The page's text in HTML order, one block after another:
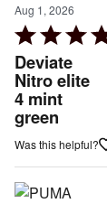
Aug 1, 2026
Rated
5
out
of
5
Deviate
Nitro elite
4 mint
green
Was this helpful?